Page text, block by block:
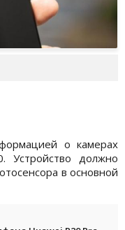
о камерах
Устройство должно
в основной